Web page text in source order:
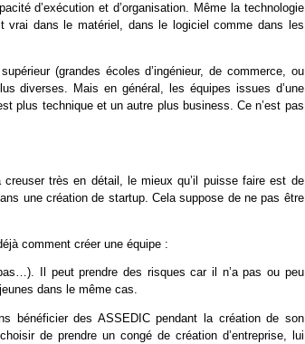
d’exécution et d’organisation. Même la technologie
vrai dans le matériel, dans le logiciel comme dans les
(grandes écoles d’ingénieur, de commerce, ou
diverses. Mais en général, les équipes issues d’une
plus technique et un autre plus business. Ce n’est pas
très en détail, le mieux qu’il puisse faire est de
une création de startup. Cela suppose de ne pas être
comment créer une équipe :
Il peut prendre des risques car il n’a pas ou peu
dans le même cas.
bénéficier des ASSEDIC pendant la création de son
de prendre un congé de création d’entreprise, lui